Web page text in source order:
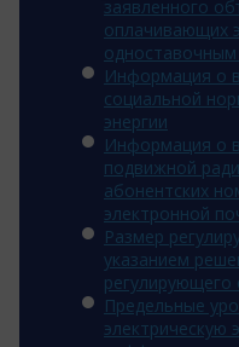
заявленного
оплачивающих
Информация о
социальной
энергии
Информация о
подвижной
абонентских
электронной
Размер
указанием
регулирующего
Предельные
электрическую